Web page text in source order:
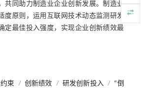
共同助力制造业企业创新发展。制造业
度原则，运用互联网技术动态监测研发
定最佳投入强度，实现企业创新绩效最
束 / 创新绩效 / 研发创新投入 / “倒